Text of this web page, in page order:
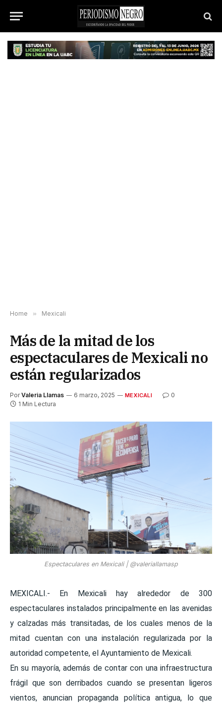
Home » Mexicali
Más de la mitad de los
espectaculares de Mexicali no
están regularizados
Por Valeria Llamas 6 marzo, 2025 MEXICALI
0
1 Min Lectura
Espectaculares en Mexicali | @valeriallamasp
MEXICALI.- En Mexicali hay alrededor de 300
espectaculares instalados principalmente en las avenidas
y calzadas más transitadas, de los cuales menos de la
mitad cuentan con una instalación regularizada por la
autoridad competente, el Ayuntamiento de Mexicali.
En su mayoría, además de contar con una infraestructura
frágil que son derribados cuando se presentan ligeros
vientos, anuncian propaganda política antigua, lo que